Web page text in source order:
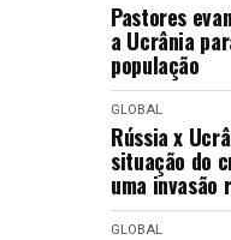
Pastores
a Ucrânia
população
GLOBAL
Rússia x
situação do
uma invasão
GLOBAL